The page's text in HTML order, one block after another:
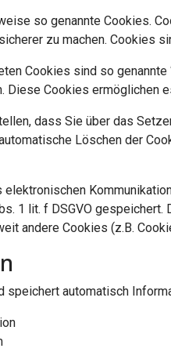
so genannte Cookies.
zu machen. Cookies
Cookies sind so
Cookies ermöglichen
dass Sie über das
Löschen der
1 lit. f DSGVO
andere Cookies (z.B.
speichert automatisch